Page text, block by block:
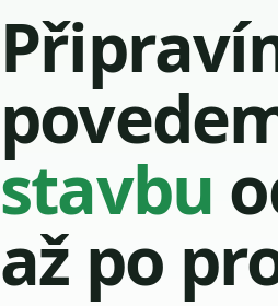
stavbu
až po